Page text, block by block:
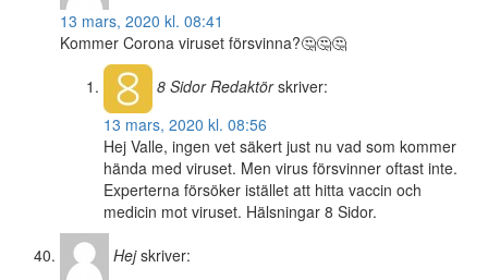
13 mars, 2020 kl. 08:41
Kommer Corona viruset försvinna?🤔🤔🤔
8 SidorRedaktör skriver:
13 mars, 2020 kl. 08:56
Hej Valle, ingen vet säkert just nu vad som kommer
hända med viruset. Men virus försvinner oftast inte.
Experterna försöker istället att hitta vaccin och
medicin mot viruset. Hälsningar 8 Sidor.
Hej skriver: